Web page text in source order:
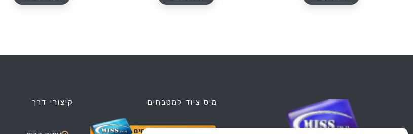
מיס ציוד למטבחים קיצורי דרך